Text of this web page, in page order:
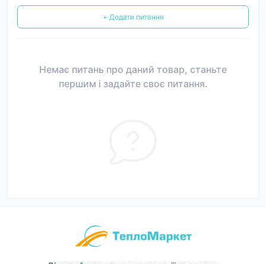
+ Додати питання
Немає питань про даний товар, станьте
першим і задайте своє питання.